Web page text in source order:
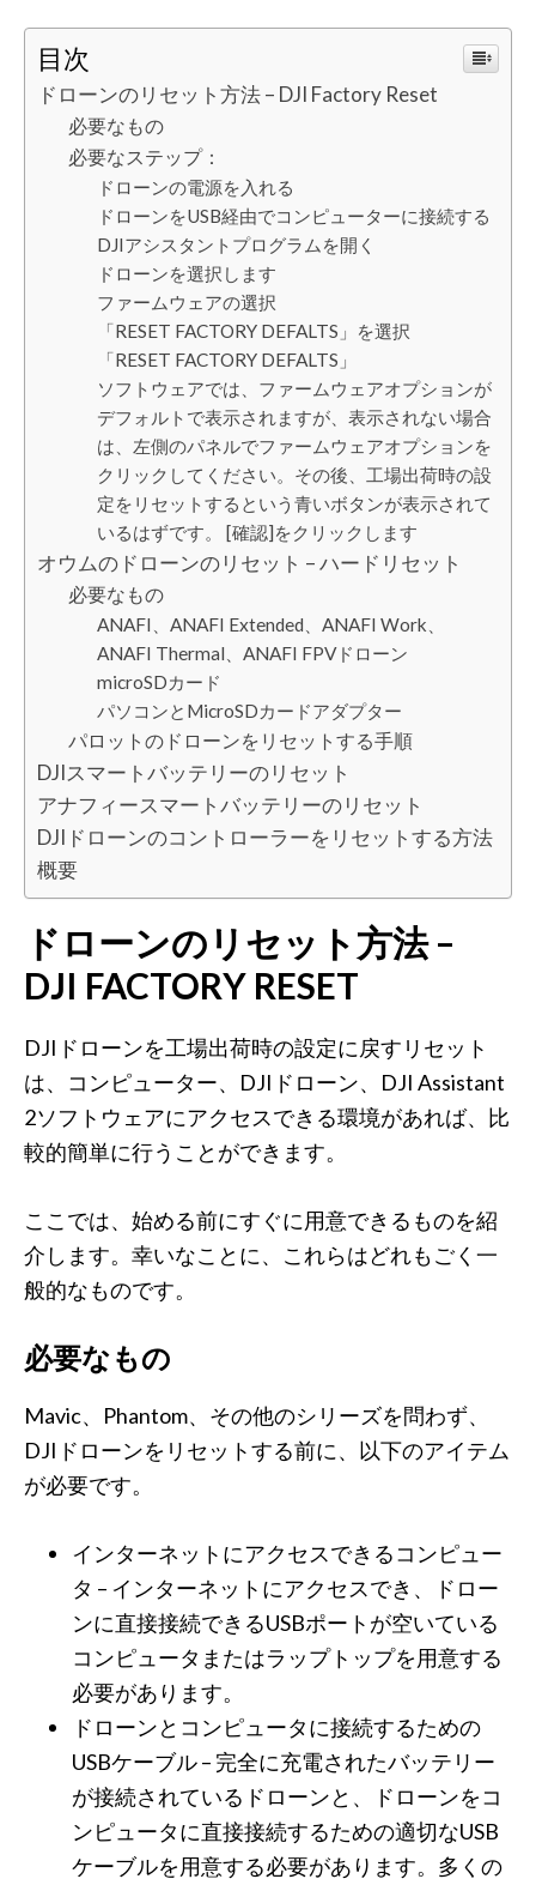
目次
ドローンのリセット方法 – DJI Factory Reset
必要なもの
必要なステップ：
ドローンの電源を入れる
ドローンをUSB経由でコンピューターに接続する
DJIアシスタントプログラムを開く
ドローンを選択します
ファームウェアの選択
「RESET FACTORY DEFALTS」を選択
「RESET FACTORY DEFALTS」
ソフトウェアでは、ファームウェアオプションが
デフォルトで表示されますが、表示されない場合
は、左側のパネルでファームウェアオプションを
クリックしてください。その後、工場出荷時の設
定をリセットするという青いボタンが表示されて
いるはずです。 [確認]をクリックします
オウムのドローンのリセット – ハードリセット
必要なもの
ANAFI、ANAFI Extended、ANAFI Work、
ANAFI Thermal、ANAFI FPVドローン
microSDカード
パソコンとMicroSDカードアダプター
パロットのドローンをリセットする手順
DJIスマートバッテリーのリセット
アナフィースマートバッテリーのリセット
DJIドローンのコントローラーをリセットする方法
概要
ドローンのリセット方法 –
DJI FACTORY RESET
DJIドローンを工場出荷時の設定に戻すリセット
は、コンピューター、DJIドローン、DJI Assistant
2ソフトウェアにアクセスできる環境があれば、比
較的簡単に行うことができます。
ここでは、始める前にすぐに用意できるものを紹
介します。幸いなことに、これらはどれもごく一
般的なものです。
必要なもの
Mavic、Phantom、その他のシリーズを問わず、
DJIドローンをリセットする前に、以下のアイテム
が必要です。
インターネットにアクセスできるコンピュー
タ – インターネットにアクセスでき、ドロー
ンに直接接続できるUSBポートが空いている
コンピュータまたはラップトップを用意する
必要があります。
ドローンとコンピュータに接続するための
USBケーブル – 完全に充電されたバッテリー
が接続されているドローンと、ドローンをコ
ンピュータに直接接続するための適切なUSB
ケーブルを用意する必要があります。多くの